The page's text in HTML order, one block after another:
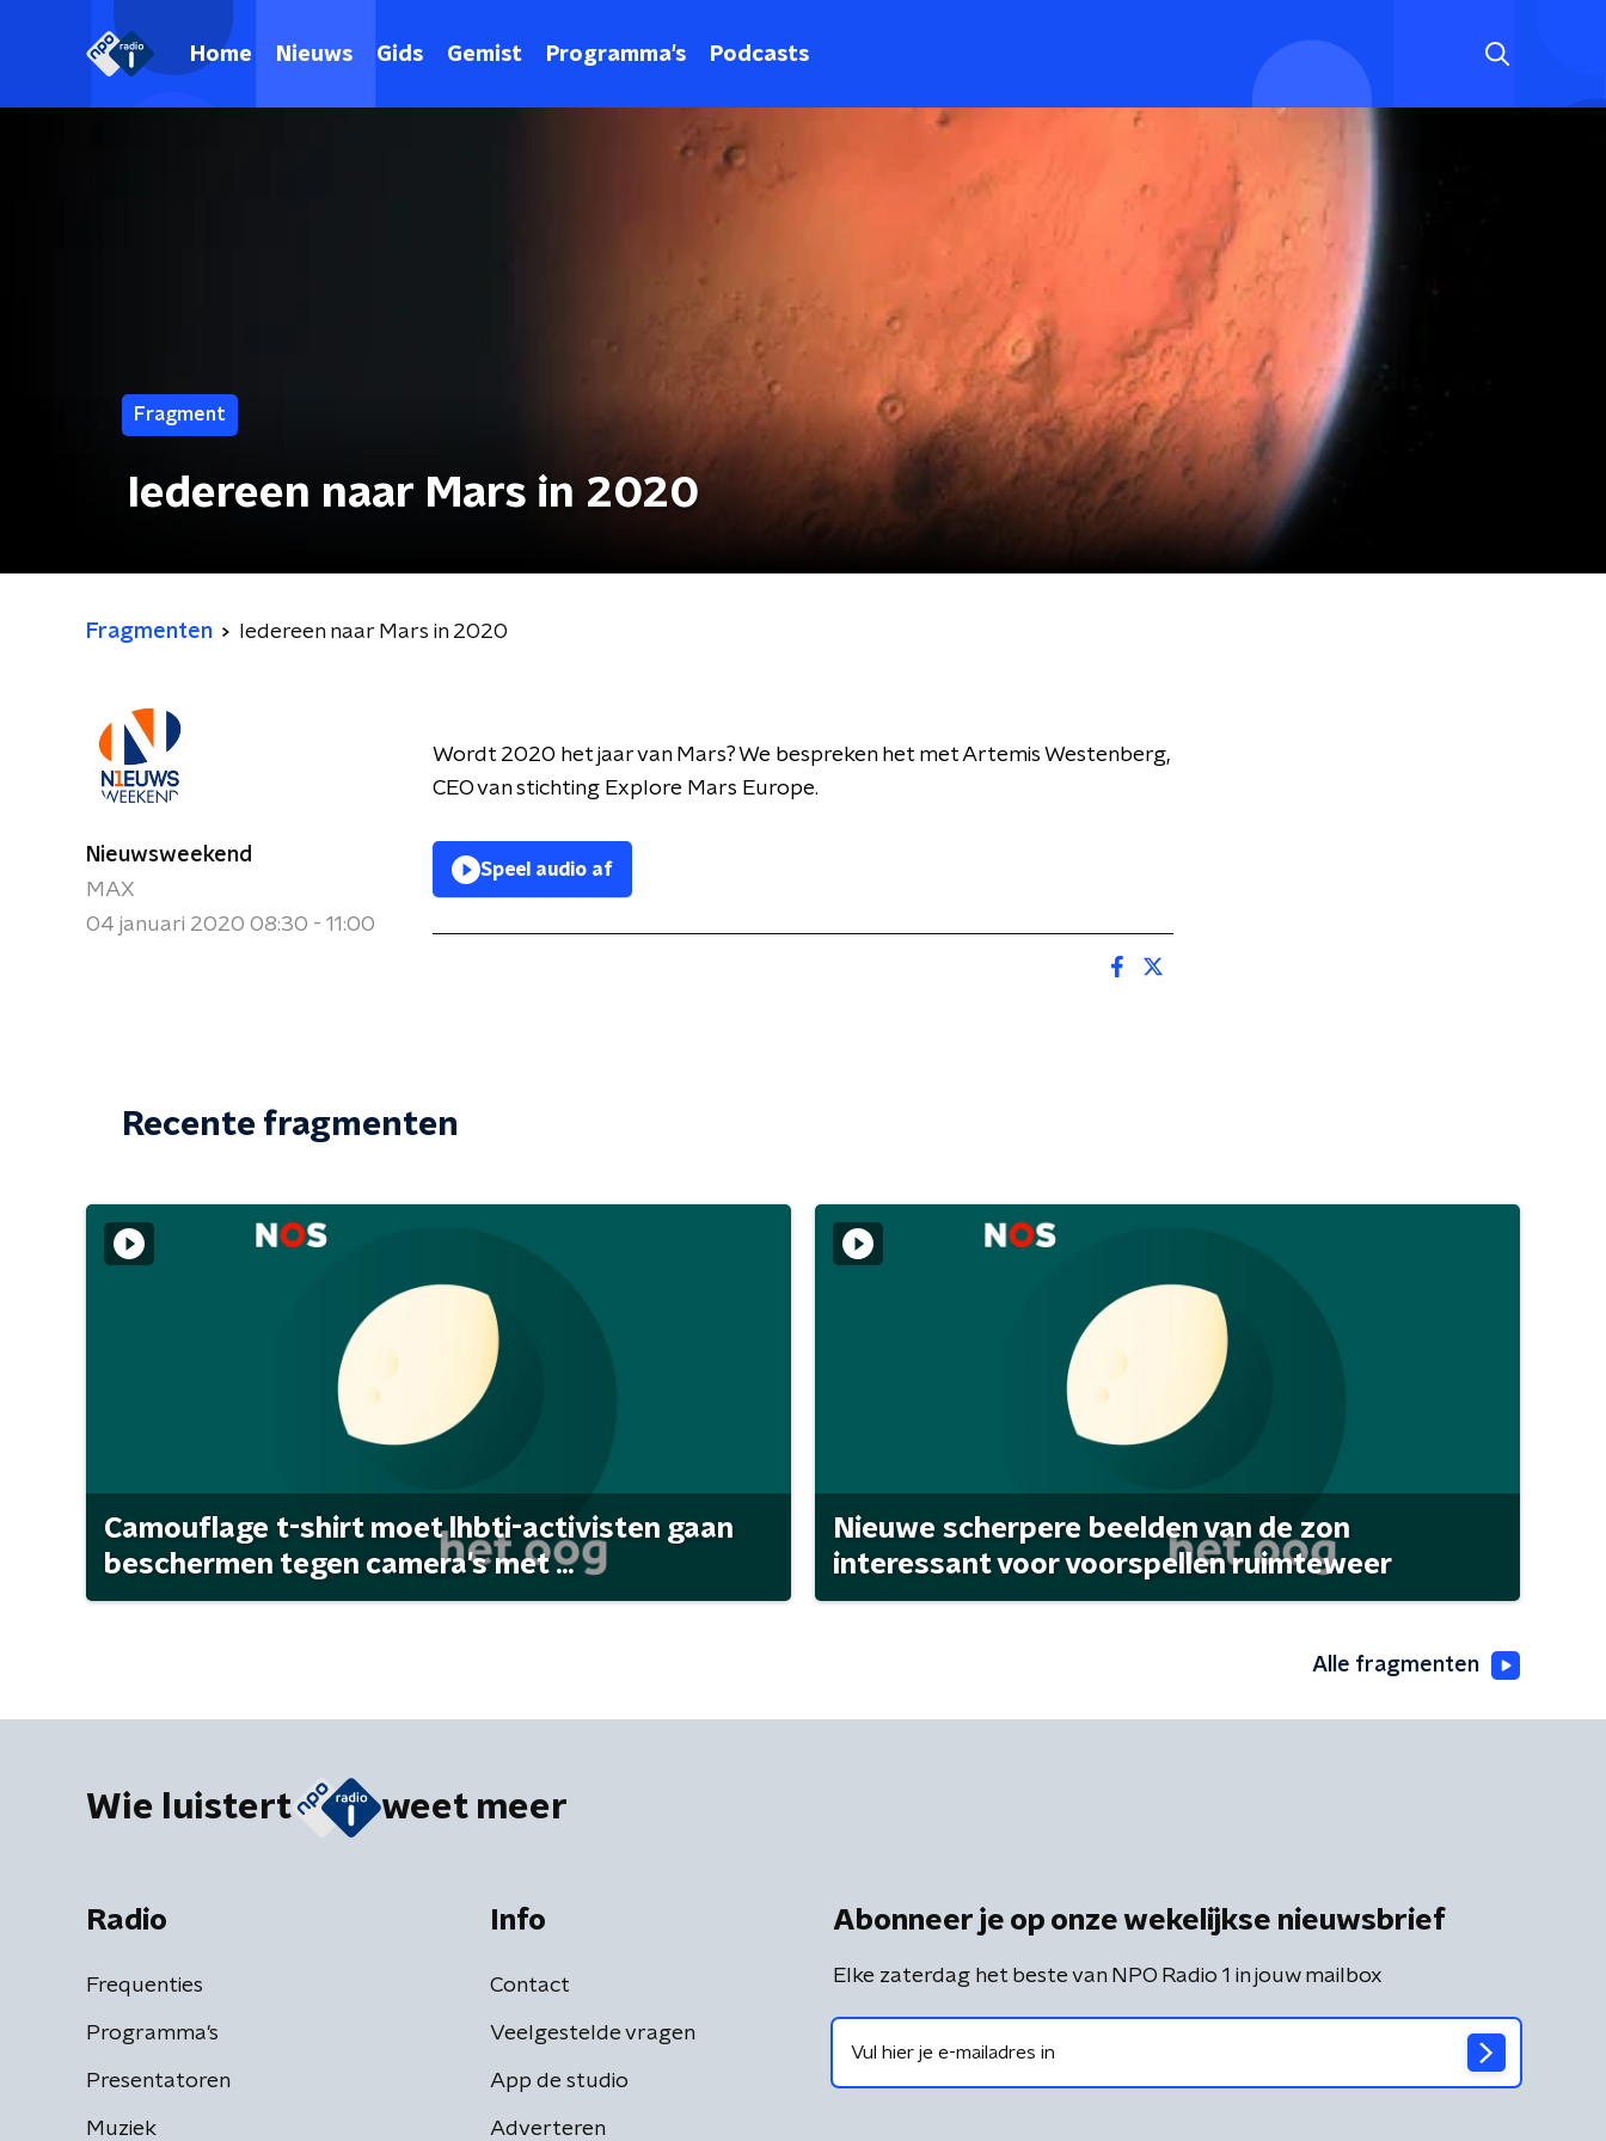
Home Nieuws Gids Gemist Programma's Podcasts
Fragment
Iedereen naar Mars in 2020
Fragmenten Iedereen naar Mars in 2020
Nieuwsweekend
MAX
04 januari 2020 08:30 - 11:00
Wordt 2020 het jaar van Mars? We bespreken het met Artemis Westenberg,
CEO van stichting Explore Mars Europe.
Speel audio af
Recente fragmenten
Camouflage t-shirt moet lhbti-activisten gaan
beschermen tegen camera's met ...
Nieuwe scherpere beelden van de zon
interessant voor voorspellen ruimteweer
Alle fragmenten
Wie luistert weet meer
Radio
Frequenties
Programma's
Presentatoren
Muziek
Info
Contact
Veelgestelde vragen
App de studio
Adverteren
Abonneer je op onze wekelijkse nieuwsbrief
Elke zaterdag het beste van NPO Radio 1 in jouw mailbox